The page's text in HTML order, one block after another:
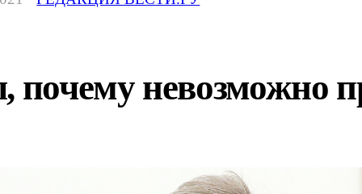
почему невозможно